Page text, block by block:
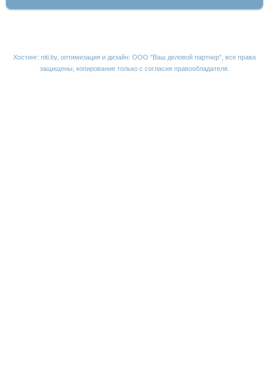
Хостинг: niti.by, оптимизация и дизайн: ООО "Ваш деловой партнер" , все права
защищены, копирование только с согласия правообладателя.